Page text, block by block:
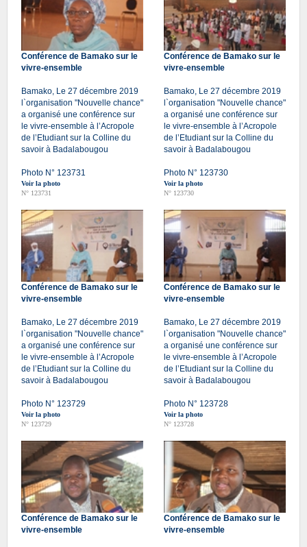
Conférence de Bamako sur le
vivre-ensemble
Bamako, Le 27 décembre 2019
l`organisation "Nouvelle chance"
a organisé une conférence sur
le vivre-ensemble à l’Acropole
de l’Etudiant sur la Colline du
savoir à Badalabougou
Photo N° 123731
Voir la photo
N° 123731
Conférence de Bamako sur le
vivre-ensemble
Bamako, Le 27 décembre 2019
l`organisation "Nouvelle chance"
a organisé une conférence sur
le vivre-ensemble à l’Acropole
de l’Etudiant sur la Colline du
savoir à Badalabougou
Photo N° 123730
Voir la photo
N° 123730
Conférence de Bamako sur le
vivre-ensemble
Bamako, Le 27 décembre 2019
l`organisation "Nouvelle chance"
a organisé une conférence sur
le vivre-ensemble à l’Acropole
de l’Etudiant sur la Colline du
savoir à Badalabougou
Photo N° 123729
Voir la photo
N° 123729
Conférence de Bamako sur le
vivre-ensemble
Bamako, Le 27 décembre 2019
l`organisation "Nouvelle chance"
a organisé une conférence sur
le vivre-ensemble à l’Acropole
de l’Etudiant sur la Colline du
savoir à Badalabougou
Photo N° 123728
Voir la photo
N° 123728
Conférence de Bamako sur le
vivre-ensemble
Conférence de Bamako sur le
vivre-ensemble